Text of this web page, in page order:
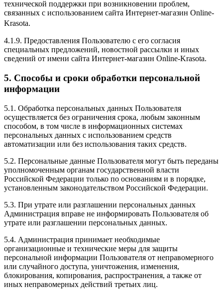
технической поддержки при возникновении проблем,
связанных с использованием сайта Интернет-магазин Online-
Krasota.
4.1.9. Предоставления Пользователю с его согласия
специальных предложений, новостной рассылки и иных
сведений от имени сайта Интернет-магазин Online-Krasota.
5. Способы и сроки обработки персональной
информации
5.1. Обработка персональных данных Пользователя
осуществляется без ограничения срока, любым законным
способом, в том числе в информационных системах
персональных данных с использованием средств
автоматизации или без использования таких средств.
5.2. Персональные данные Пользователя могут быть переданы
уполномоченным органам государственной власти
Российской Федерации только по основаниям и в порядке,
установленным законодательством Российской Федерации.
5.3. При утрате или разглашении персональных данных
Администрация вправе не информировать Пользователя об
утрате или разглашении персональных данных.
5.4. Администрация принимает необходимые
организационные и технические меры для защиты
персональной информации Пользователя от неправомерного
или случайного доступа, уничтожения, изменения,
блокирования, копирования, распространения, а также от
иных неправомерных действий третьих лиц.